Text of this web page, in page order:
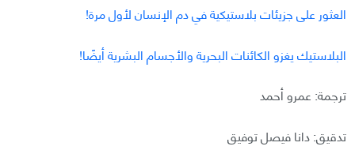
العثور على جزيئات بلاستيكية في دم الإنسان لأول مرة!
البلاستيك يغزو الكائنات البحرية والأجسام البشرية أيضًا!
ترجمة: عمرو أحمد
تدقيق: دانا فيصل توفيق